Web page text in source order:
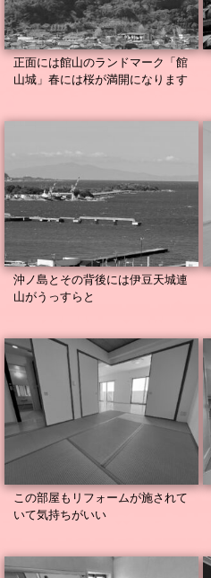
正面には館山のランドマーク「館
山城」春には桜が満開になります
沖ノ島とその背後には伊豆天城連
山がうっすらと
この部屋もリフォームが施されて
いて気持ちがいい